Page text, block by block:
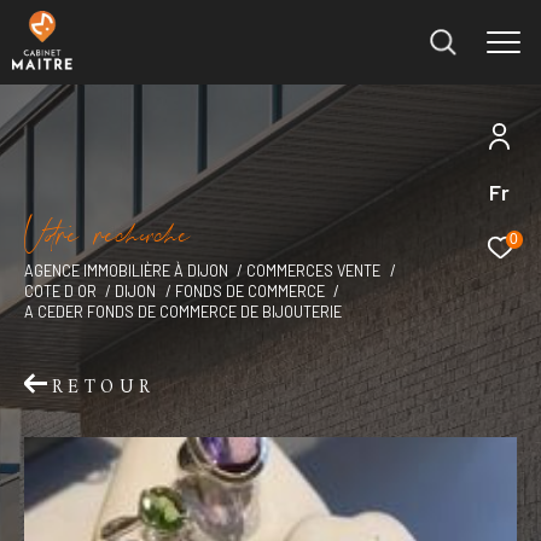
Fr
0
Vore recece
AGENCE IMMOBILIÈRE À DIJON
COMMERCES VENTE
COTE D OR
DIJON
FONDS DE COMMERCE
A CEDER FONDS DE COMMERCE DE BIJOUTERIE
RETOUR
Effectuer une recherche
et trouver le bien qui correspond à vos critères
Type
d'offre
Type
de
bien
Type de bien